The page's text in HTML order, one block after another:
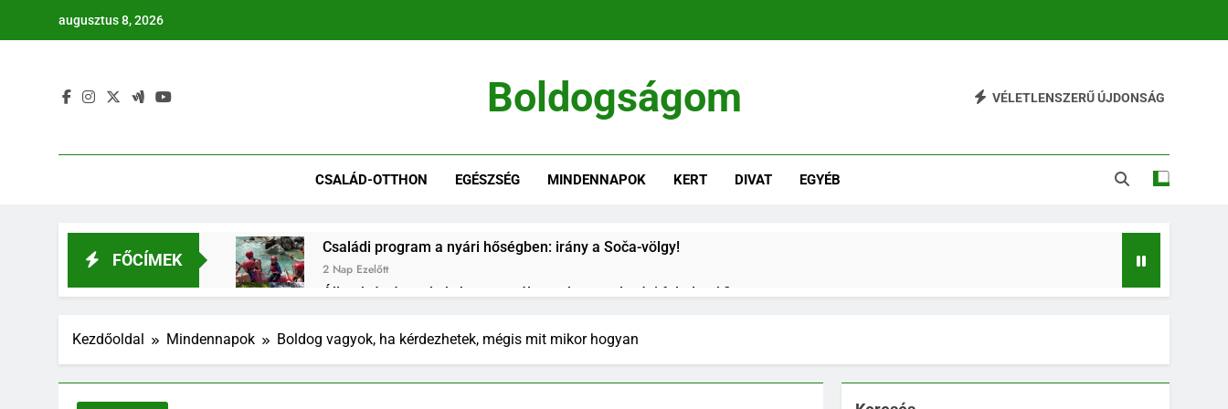
augusztus 8, 2026
Boldogságom VÉLETLENSZERŰ ÚJDONSÁG
CSALÁD-OTTHON EGÉSZSÉG MINDENNAPOK KERT DIVAT EGYÉB
FŐCÍMEK
Családi program a nyári hőségben: irány a Soča-völgy!
2 Nap Ezelőtt
Állatok és évszakok: hogyan változnak a gondozási feladatok?
Növénytársítás a díszkertben: így alakíts ki harmonikus növénycsoportokat
3 Hét Ezelőtt
Nyomtatott marketinganyagok, amelyek ma is hatékonyan támogatják az értékesítést
Kezdőoldal Mindennapok Boldog vagyok, ha kérdezhetek, mégis mit mikor hogyan